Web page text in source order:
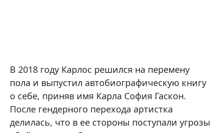
В 2018 году Карлос решился на перемену
пола и выпустил автобиографическую книгу
о себе, приняв имя Карла София Гаскон.
После гендерного перехода артистка
делилась, что в ее стороны поступали угрозы